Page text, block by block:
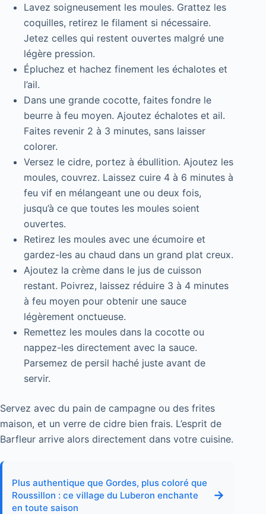
Lavez soigneusement les moules. Grattez les
coquilles, retirez le filament si nécessaire.
Jetez celles qui restent ouvertes malgré une
légère pression.
Épluchez et hachez finement les échalotes et
l’ail.
Dans une grande cocotte, faites fondre le
beurre à feu moyen. Ajoutez échalotes et ail.
Faites revenir 2 à 3 minutes, sans laisser
colorer.
Versez le cidre, portez à ébullition. Ajoutez les
moules, couvrez. Laissez cuire 4 à 6 minutes à
feu vif en mélangeant une ou deux fois,
jusqu’à ce que toutes les moules soient
ouvertes.
Retirez les moules avec une écumoire et
gardez-les au chaud dans un grand plat creux.
Ajoutez la crème dans le jus de cuisson
restant. Poivrez, laissez réduire 3 à 4 minutes
à feu moyen pour obtenir une sauce
légèrement onctueuse.
Remettez les moules dans la cocotte ou
nappez-les directement avec la sauce.
Parsemez de persil haché juste avant de
servir.
Servez avec du pain de campagne ou des frites
maison, et un verre de cidre bien frais. L’esprit de
Barfleur arrive alors directement dans votre cuisine.
Plus authentique que Gordes, plus coloré que
Roussillon : ce village du Luberon enchante
en toute saison
→